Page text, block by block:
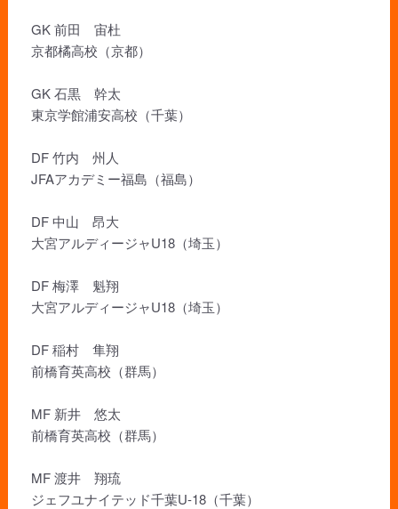
GK 前田 宙杜
京都橘高校（京都）
GK 石黒 幹太
東京学館浦安高校（千葉）
DF 竹内 州人
JFAアカデミー福島（福島）
DF 中山 昂大
大宮アルディージャU18（埼玉）
DF 梅澤 魁翔
大宮アルディージャU18（埼玉）
DF 稲村 隼翔
前橋育英高校（群馬）
MF 新井 悠太
前橋育英高校（群馬）
MF 渡井 翔琉
ジェフユナイテッド千葉U-18（千葉）